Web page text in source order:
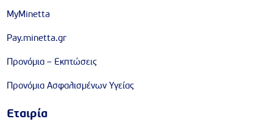
MyMinetta
Pay.minetta.gr
Προνόμια – Εκπτώσεις
Προνόμια Ασφαλισμένων Υγείας
Εταιρία